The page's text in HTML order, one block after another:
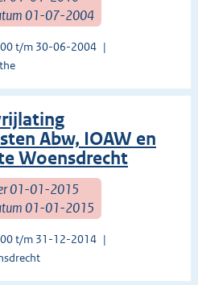
01-07-2004
t/m 30-06-2004
Abw, IOAW en
Woensdrecht
01-01-2015
01-01-2015
t/m 31-12-2014